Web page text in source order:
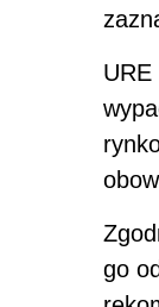
go